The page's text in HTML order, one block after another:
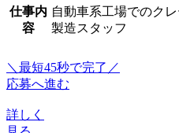
仕事内
容
自動車系工場でのク
製造スタッフ
＼最短45秒で完了／
応募へ進む
詳しく